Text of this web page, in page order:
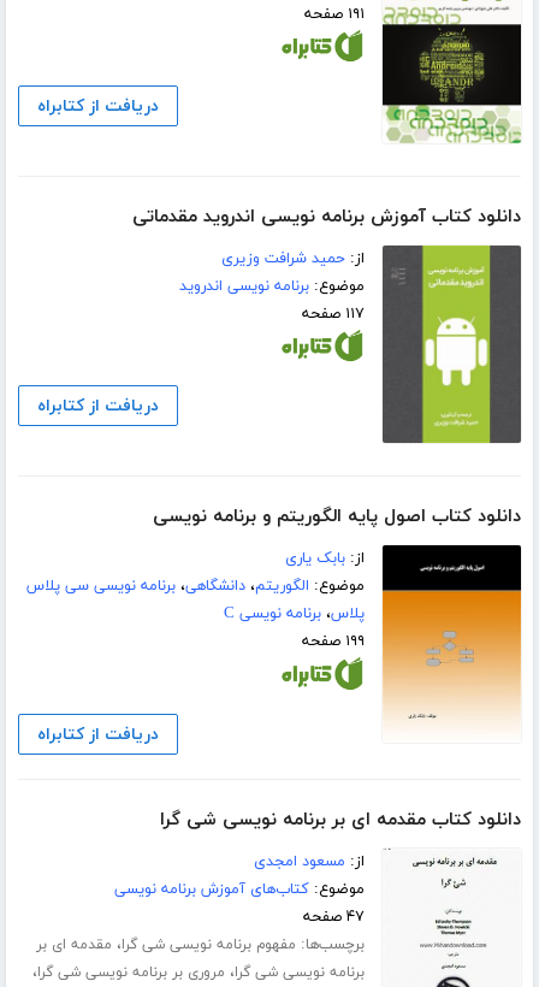
۱۹۱ صفحه
دریافت از کتابراه
دانلود کتاب آموزش برنامه نویسی اندروید مقدماتی
از:حمید شرافت وزیری
موضوع:برنامه نویسی اندروید
۱۱۷ صفحه
دریافت از کتابراه
دانلود کتاب اصول پایه الگوریتم و برنامه نویسی
از:بابک یاری
موضوع: الگوریتم،دانشگاهی،برنامه نویسی سی پلاس
پلاس،برنامه نویسی C
۱۹۹ صفحه
دریافت از کتابراه
دانلود کتاب مقدمه ای بر برنامه نویسی شی گرا
از: مسعود امجدی
موضوع:کتاب‌های آموزش برنامه نویسی
۴۷ صفحه
برچسب‌ها: مفهوم برنامه نویسی شی گرا، مقدمه ای بر
برنامه نویسی شی گرا، مروری بر برنامه نویسی شی گرا،